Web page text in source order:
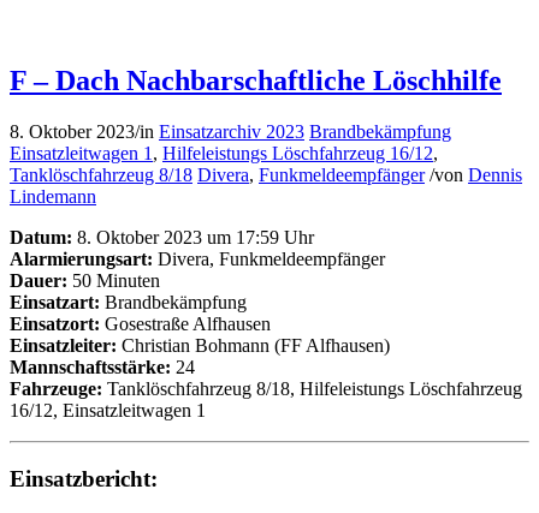
F – Dach Nachbarschaftliche Löschhilfe
8. Oktober 2023/in Einsatzarchiv 2023 Brandbekämpfung
Einsatzleitwagen 1 , Hilfeleistungs Löschfahrzeug 16/12,
Tanklöschfahrzeug 8/18 Divera, Funkmeldeempfänger /von Dennis
Lindemann
Datum: 8. Oktober 2023 um 17:59 Uhr
Alarmierungsart: Divera, Funkmeldeempfänger
Dauer: 50 Minuten
Einsatzart: Brandbekämpfung
Einsatzort: Gosestraße Alfhausen
Einsatzleiter: Christian Bohmann (FF Alfhausen)
Mannschaftsstärke: 24
Fahrzeuge: Tanklöschfahrzeug 8/18, Hilfeleistungs Löschfahrzeug
16/12, Einsatzleitwagen 1
Einsatzbericht: